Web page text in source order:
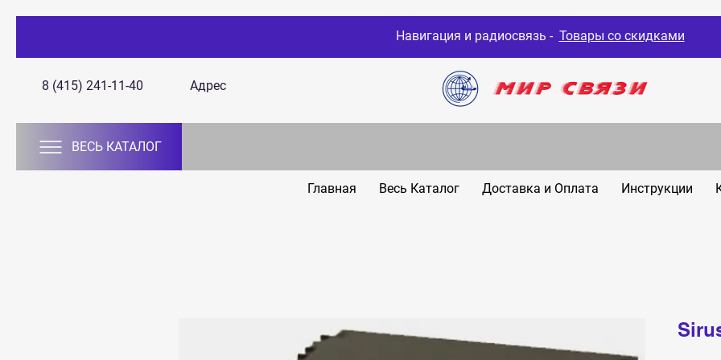
Навигация и радиосвязь - Товары со скидками
8 (415) 241-11-40 Адрес
ВЕСЬ КАТАЛОГ
Главная Весь Каталог Доставка и Оплата Инструкции